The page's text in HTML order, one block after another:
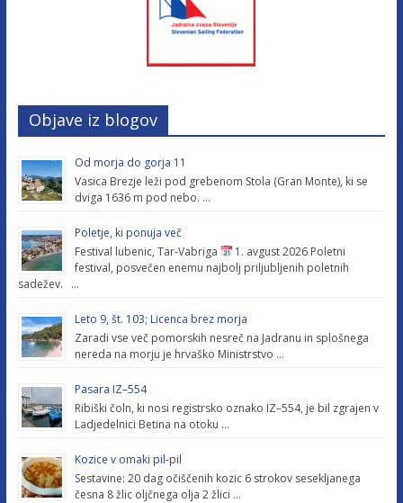
Objave iz blogov
Od morja do gorja 11
Vasica Brezje leži pod grebenom Stola (Gran Monte), ki se
dviga 1636 m pod nebo. …
Poletje, ki ponuja več
Festival lubenic, Tar-Vabriga
1. avgust 2026 Poletni
festival, posvečen enemu najbolj priljubljenih poletnih
sadežev. …
Leto 9, št. 103; Licenca brez morja
Zaradi vse več pomorskih nesreč na Jadranu in splošnega
nereda na morju je hrvaško Ministrstvo …
Pasara IZ–554
Ribiški čoln, ki nosi registrsko oznako IZ–554, je bil zgrajen v
Ladjedelnici Betina na otoku …
Kozice v omaki pil-pil
Sestavine: 20 dag očiščenih kozic 6 strokov sesekljanega
česna 8 žlic oljčnega olja 2 žlici …